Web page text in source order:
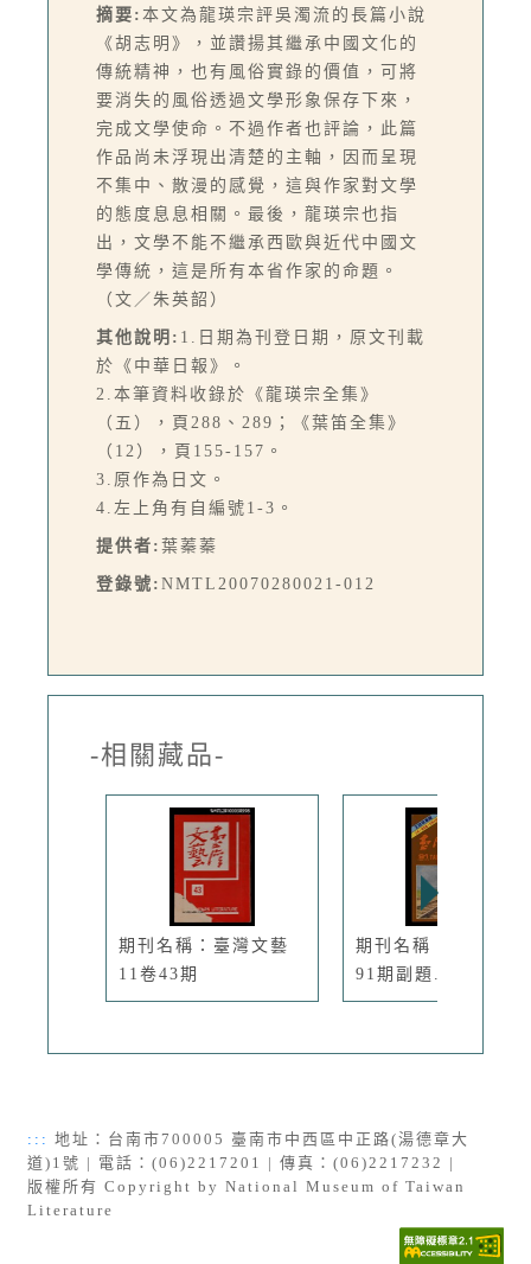
摘要: 本文為龍瑛宗評吳濁流的長篇小說
《胡志明》，並讚揚其繼承中國文化的
傳統精神，也有風俗實錄的價值，可將
要消失的風俗透過文學形象保存下來，
完成文學使命。不過作者也評論，此篇
作品尚未浮現出清楚的主軸，因而呈現
不集中、散漫的感覺，這與作家對文學
的態度息息相關。最後，龍瑛宗也指
出，文學不能不繼承西歐與近代中國文
學傳統，這是所有本省作家的命題。
（文／朱英韶）
其他說明: 1.日期為刊登日期，原文刊載
於《中華日報》。
2.本筆資料收錄於《龍瑛宗全集》
（五），頁288、289；《葉笛全集》
（12），頁155-157。
3.原作為日文。
4.左上角有自編號1-3。
提供者: 葉蓁蓁
登錄號: NMTL20070280021-012
-相關藏品-
期刊名稱：臺灣文藝
11卷43期
期刊名稱：臺灣文藝
91期副題...
::: 地址：台南市700005 臺南市中西區中正路(湯德章大
道)1號 | 電話：(06)2217201 | 傳真：(06)2217232 |
版權所有 Copyright by National Museum of Taiwan
Literature